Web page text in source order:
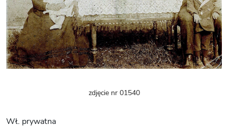
zdjęcie nr 01540
Wł. prywatna